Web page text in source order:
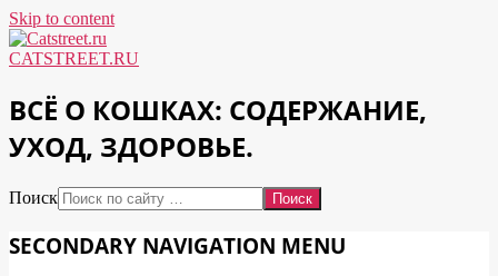
Skip to content
CATSTREET.RU
ВСЁ О КОШКАХ: СОДЕРЖАНИЕ,
УХОД, ЗДОРОВЬЕ.
Поиск
SECONDARY NAVIGATION MENU